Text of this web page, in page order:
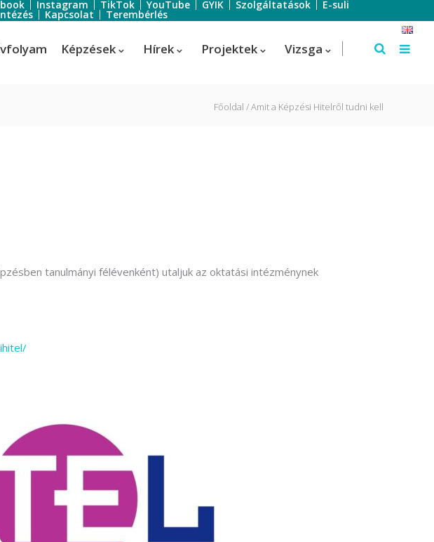
Instagram TikTok YouTube GYIK Szolgáltatások E-suli
Kapcsolat Terembérlés
Képzések
(Idegenvezető)
Hírek Projektek Vizsga
Főoldal Amit a Képzési Hitelről tudni kell
tanulmányi félévenként) utaljuk az oktatási intézménynek